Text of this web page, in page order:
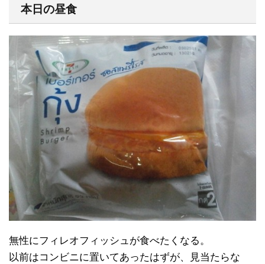
本日の昼食
無性にフィレオフィッシュが食べたくなる。
以前はコンビニに置いてあったはずが、見当たらな